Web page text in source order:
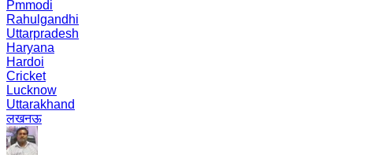
Pmmodi
Rahulgandhi
Uttarpradesh
Haryana
Hardoi
Cricket
Lucknow
Uttarakhand
लखनऊ